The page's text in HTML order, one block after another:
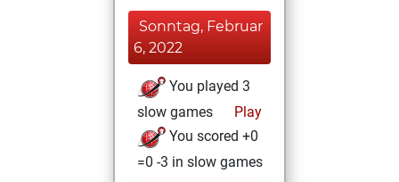
Sonntag, Februar
6, 2022
You played 3
slow games
Play
You scored +0
=0 -3 in slow games